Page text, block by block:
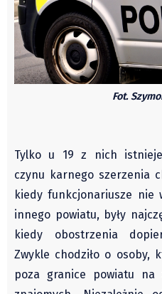
Czechy
Polska
Świat
Kongres Polaków
Sejmiki Gminne
Kultura
Recenzje
Pop Art
Wydarzenia
Nasze biblioteki
Fot.
Tylko u 19 z nich
czynu karnego szerzenia
kiedy funkcjonariusze nie
innego powiatu, były
kiedy obostrzenia
Zwykle chodziło o osoby,
poza granice powiatu